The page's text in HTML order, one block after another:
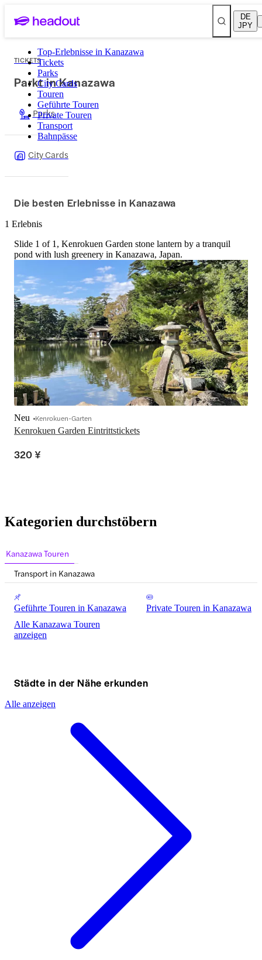
DE
JPY
Top-Erlebnisse in Kanazawa
Tickets
Parks
City Cards
Touren
Geführte Touren
Private Touren
Transport
Bahnpässe
TICKETS
Parkt in Kanazawa
Parks
City Cards
Die besten Erlebnisse in Kanazawa
1 Erlebnis
Slide 1 of 1, Kenrokuen Garden stone lantern by a tranquil
pond with lush greenery in Kanazawa, Japan.
Kenrokuen Garden Eintrittstickets
Neu Kenrokuen-Garten
320 ¥
Kategorien durchstöbern
Kanazawa Touren
Transport in Kanazawa
Geführte Touren in Kanazawa
Private Touren in Kanazawa
Alle Kanazawa Touren
anzeigen
Städte in der Nähe erkunden
Alle anzeigen